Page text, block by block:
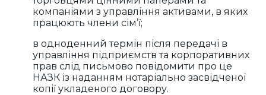
компаніями з управління активами, в яких
працюють члени сім’ї;
в одноденний термін після передачі в
управління підприємств та корпоративних
прав слід письмово повідомити про це
НАЗК із наданням нотаріально засвідченої
копії укладеного договору.